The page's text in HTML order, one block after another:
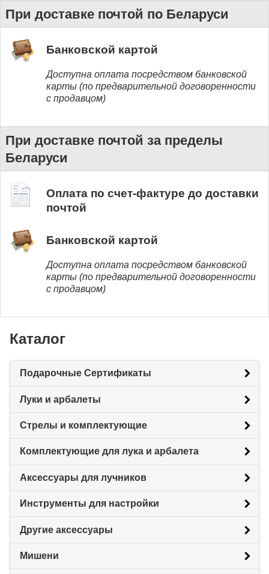
При доставке почтой по Беларуси
Банковской картой
Доступна оплата посредством банковской
карты (по предварительной договоренности
с продавцом)
При доставке почтой за пределы
Беларуси
Оплата по счет-фактуре до доставки
почтой
Банковской картой
Доступна оплата посредством банковской
карты (по предварительной договоренности
с продавцом)
Каталог
Подарочные Сертификаты
Луки и арбалеты
Стрелы и комплектующие
Комплектующие для лука и арбалета
Аксессуары для лучников
Инструменты для настройки
Другие аксессуары
Мишени